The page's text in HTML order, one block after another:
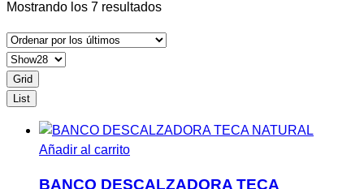
Mostrando los 7 resultadosOrdenado
los
Grid
List
Añadir al carrito
BANCO DESCALZADORA TECA